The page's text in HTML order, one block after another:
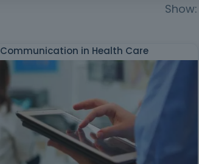
Show:
Communication in Health Care